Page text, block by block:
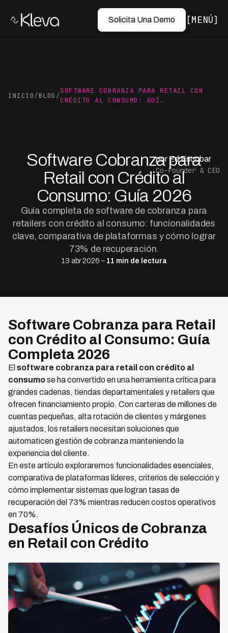
Solicita Una Demo MENÚ
INICIO/BLOG /
SOFTWARE COBRANZA PARA RETAIL CON
CRÉDITO AL CONSUMO: GUÍ…
Software Cobranza para
Retail con Crédito al
Consumo: Guía 2026
Guía completa de software de cobranza para
retailers con crédito al consumo: funcionalidades
clave, comparativa de plataformas y cómo lograr
73% de recuperación.
13 abr 2026 – 11 min de lectura
por Ed Escobar
Co-Founder & CEO
Software Cobranza para Retail
con Crédito al Consumo: Guía
Completa 2026
El software cobranza para retail con crédito al
consumose ha convertido en una herramienta crítica para
grandes cadenas, tiendas departamentales y retailers que
ofrecen financiamiento propio. Con carteras de millones de
cuentas pequeñas, alta rotación de clientes y márgenes
ajustados, los retailers necesitan soluciones que
automaticen gestión de cobranza manteniendo la
experiencia del cliente.
En este artículo exploraremos funcionalidades esenciales,
comparativa de plataformas líderes, criterios de selección y
cómo implementar sistemas que logran tasas de
recuperación del 73% mientras reducen costos operativos
en 70%.
Desafíos Únicos de Cobranza
en Retail con Crédito